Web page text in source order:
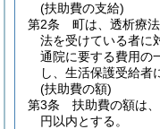
(扶助費の支給)
第2条
町は、透析療
法を受けている者に
通院に要する費用の
し、生活保護受給者
(扶助費の額)
第3条
扶助費の額は
円以内とする。